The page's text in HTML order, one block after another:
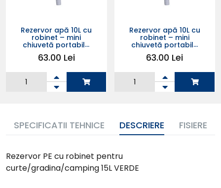
Rezervor apă 10L cu
robinet – mini
chiuvetă portabilă
pentru grădină,
camping, fără
63.00 Lei
cos
Rezervor apă 10L cu
robinet – mini
chiuvetă portabilă
pentru grădină,
camping, fără
63.00 Lei
cos
SPECIFICATII TEHNICE DESCRIERE FISIERE
Rezervor PE cu robinet pentru
curte/gradina/camping 15L VERDE